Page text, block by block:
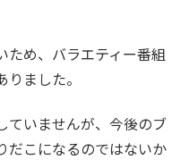
ため、バラエティー番組
ました。
ていませんが、今後のブ
だこになるのではないか